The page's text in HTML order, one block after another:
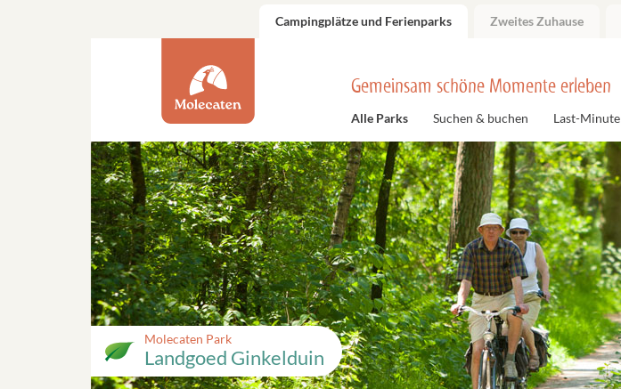
Campingplätze und Ferienparks Zweites Zuhause
Gemeinsam schöne Momente erleben
Alle Parks Suchen & buchen Last-Minute
Molecaten Park
Landgoed Ginkelduin